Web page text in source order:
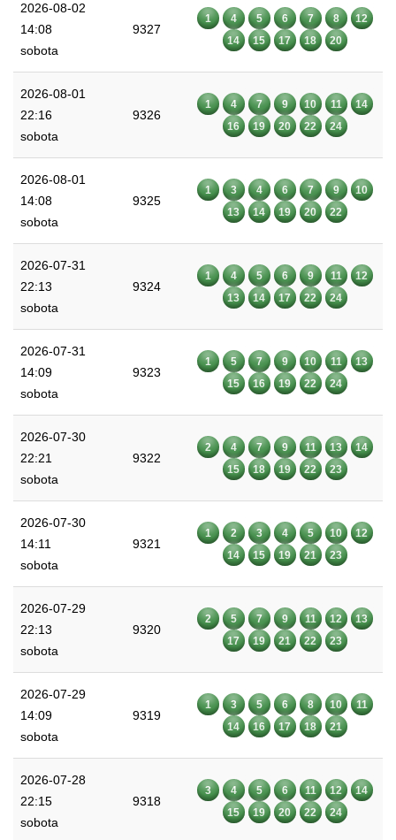
2026-08-02
14:08
sobota
9327
1 4 5 6 7 8
12
14
15 17 18 20
2026-08-01
22:16
sobota
9326
1 4 7 9 10 11
14
16
19 20 22 24
2026-08-01
14:08
sobota
9325
1 3 4 6 7 9
10
13
14 19 20 22
2026-07-31
22:13
sobota
9324
1 4 5 6 9 11
12
13
14 17 22 24
2026-07-31
14:09
sobota
9323
1 5 7 9 10 11
13
15
16 19 22 24
2026-07-30
22:21
sobota
9322
2 4 7 9 11 13
14
15
18 19 22 23
2026-07-30
14:11
sobota
9321
1 2 3 4 5 10
12
14
15 19 21 23
2026-07-29
22:13
sobota
9320
2 5 7 9 11 12
13
17
19 21 22 23
2026-07-29
14:09
sobota
9319
1 3 5 6 8 10
11
14
16 17 18 21
2026-07-28
22:15
sobota
9318
3 4 5 6 11 12
14
15
19 20 22 24